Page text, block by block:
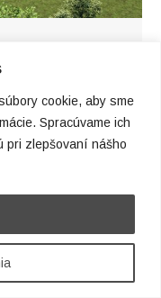
cookie, aby sme
Spracúvame ich
pri zlepšovaní nášho